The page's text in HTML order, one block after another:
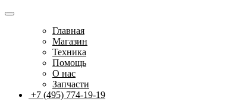
Главная
Магазин
Техника
Помощь
О нас
Запчасти
+7 (495) 774-19-19